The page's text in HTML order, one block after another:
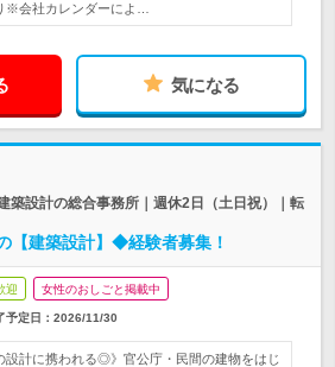
※会社カレンダーによ…
気になる
築設計の総合事務所｜週休2日（土日祝）｜転
【建築設計】◆経験者募集！
迎 女性のおしごと掲載中
予定日： 2026/11/30
設計に携われる◎》官公庁・民間の建物をはじ